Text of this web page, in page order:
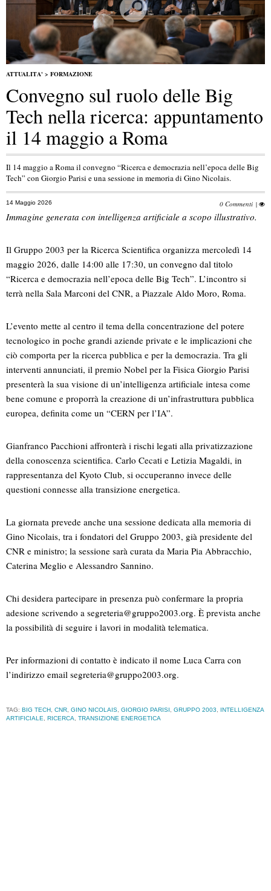
ATTUALITA' > FORMAZIONE
Convegno sul ruolo delle Big
Tech nella ricerca: appuntamento
il 14 maggio a Roma
Il 14 maggio a Roma il convegno “Ricerca e democrazia nell’epoca delle Big
Tech” con Giorgio Parisi e una sessione in memoria di Gino Nicolais.
14 Maggio 2026 0 Commenti |
Immagine generata con intelligenza artificiale a scopo illustrativo.
Il Gruppo 2003 per la Ricerca Scientifica organizza mercoledì 14
maggio 2026, dalle 14:00 alle 17:30, un convegno dal titolo
“Ricerca e democrazia nell’epoca delle Big Tech”. L’incontro si
terrà nella Sala Marconi del CNR, a Piazzale Aldo Moro, Roma.
L’evento mette al centro il tema della concentrazione del potere
tecnologico in poche grandi aziende private e le implicazioni che
ciò comporta per la ricerca pubblica e per la democrazia. Tra gli
interventi annunciati, il premio Nobel per la Fisica Giorgio Parisi
presenterà la sua visione di un’intelligenza artificiale intesa come
bene comune e proporrà la creazione di un’infrastruttura pubblica
europea, definita come un “CERN per l’IA”.
Gianfranco Pacchioni affronterà i rischi legati alla privatizzazione
della conoscenza scientifica. Carlo Cecati e Letizia Magaldi, in
rappresentanza del Kyoto Club, si occuperanno invece delle
questioni connesse alla transizione energetica.
La giornata prevede anche una sessione dedicata alla memoria di
Gino Nicolais, tra i fondatori del Gruppo 2003, già presidente del
CNR e ministro; la sessione sarà curata da Maria Pia Abbracchio,
Caterina Meglio e Alessandro Sannino.
Chi desidera partecipare in presenza può confermare la propria
adesione scrivendo a segreteria@gruppo2003.org. È prevista anche
la possibilità di seguire i lavori in modalità telematica.
Per informazioni di contatto è indicato il nome Luca Carra con
l’indirizzo email segreteria@gruppo2003.org.
TAG: BIG TECH, CNR, GINO NICOLAIS, GIORGIO PARISI, GRUPPO 2003, INTELLIGENZA
ARTIFICIALE, RICERCA, TRANSIZIONE ENERGETICA